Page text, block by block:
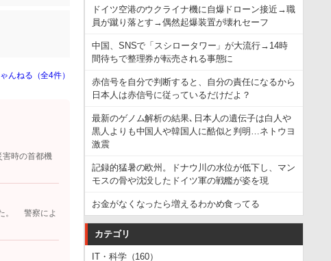
んねる（全4件）
害時の首都機
た。 警察によ
ドイツ空港のウクライナ機に自爆ドローン接近→職
員が蹴り落とす→偶然起爆装置が壊れセーフ
中国、SNSで「スシロータワー」が大流行→14時
間待ちで整理券が転売される事態に
赤信号を自分で判断すると、自分の責任になるから
日本人は赤信号に従っているだけだよ？
最新のゲノム解析の結果､日本人の遺伝子は白人や
黒人よりも中国人や韓国人に酷似と判明…ネトウヨ
激震
記録的猛暑の欧州。ドナウ川の水位が低下し、マン
モスの骨や沈没したドイツ軍の戦艦が姿を現
お金がなくなったら増えるわかめ食ってる
カテゴリ
IT・科学（160）